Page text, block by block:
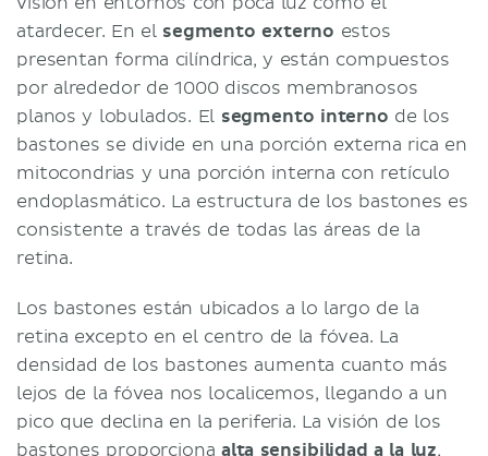
atardecer. En el segmento externo estos
presentan forma cilíndrica, y están compuestos
por alrededor de 1000 discos membranosos
planos y lobulados. El segmento interno de los
bastones se divide en una porción externa rica en
mitocondrias y una porción interna con retículo
endoplasmático. La estructura de los bastones es
consistente a través de todas las áreas de la
retina.
Los bastones están ubicados a lo largo de la
retina excepto en el centro de la fóvea. La
densidad de los bastones aumenta cuanto más
lejos de la fóvea nos localicemos, llegando a un
pico que declina en la periferia. La visión de los
bastones proporciona alta sensibilidad a la luz,